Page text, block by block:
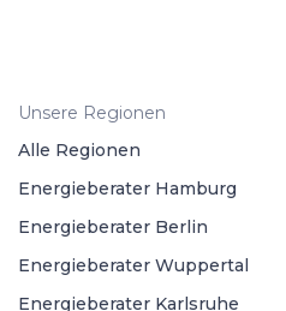
Unsere Regionen
Alle Regionen
Energieberater Hamburg
Energieberater Berlin
Energieberater Wuppertal
Energieberater Karlsruhe